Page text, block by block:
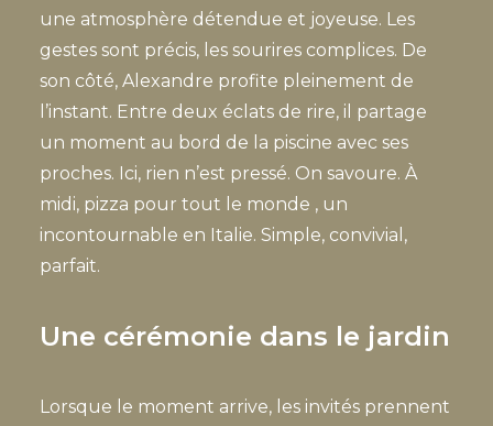
une atmosphère détendue et joyeuse. Les
gestes sont précis, les sourires complices. De
son côté, Alexandre profite pleinement de
l’instant. Entre deux éclats de rire, il partage
un moment au bord de la piscine avec ses
proches. Ici, rien n’est pressé. On savoure. À
midi, pizza pour tout le monde , un
incontournable en Italie. Simple, convivial,
parfait.
Une cérémonie dans le jardin
Lorsque le moment arrive, les invités prennent